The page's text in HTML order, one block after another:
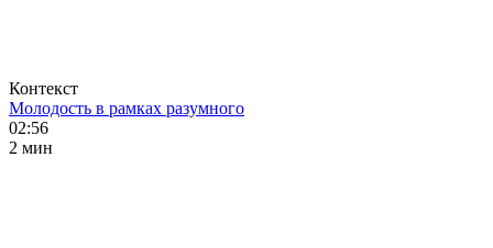
Контекст
Молодость в рамках разумного
02:56
2 мин